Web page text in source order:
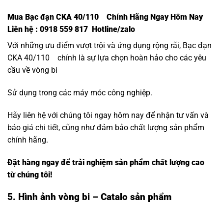
Mua Bạc đạn CKA 40/110 Chính Hãng Ngay Hôm Nay
Liên hệ : 0918 559 817 Hotline/zalo
Với những ưu điểm vượt trội và ứng dụng rộng rãi, Bạc đạn
CKA 40/110
chính là sự lựa chọn hoàn hảo cho các yêu
cầu về vòng bi
Sử dụng trong các máy móc công nghiệp.
Hãy liên hệ với chúng tôi ngay hôm nay để nhận tư vấn và
báo giá chi tiết, cũng như đảm bảo chất lượng sản phẩm
chính hãng.
Đặt hàng ngay để trải nghiệm sản phẩm chất lượng cao
từ chúng tôi!
5. Hình ảnh vòng bi – Catalo sản phẩm